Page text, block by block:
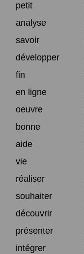
petit
analyse
savoir
développer
fin
en ligne
oeuvre
bonne
aide
vie
réaliser
souhaiter
découvrir
présenter
intégrer